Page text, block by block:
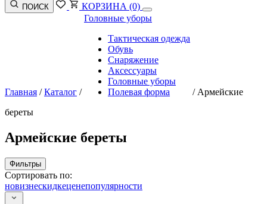
ПОИСК КОРЗИНА (0)
Главная /Каталог /
Головные уборы
Тактическая одежда
Обувь
Снаряжение
Аксессуары
Головные уборы
Полевая форма
/ Армейские
береты
Армейские береты
Фильтры
Сортировать по:
новизнескидкеценепопулярности